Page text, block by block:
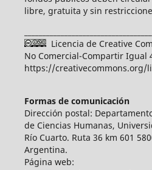
libre, gratuita y sin
Licencia de Creative
No Comercial-Compartir Igual
https://creativecommons.org/
Formas de comunicación
Dirección postal:
de Ciencias Humanas,
Río Cuarto. Ruta 36 km 601
Argentina.
Página web: